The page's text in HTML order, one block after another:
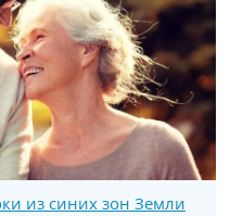
из синих зон Земли